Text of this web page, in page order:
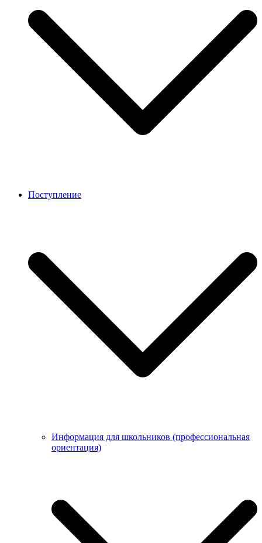
Поступление
Информация для школьников (профессиональная
ориентация)